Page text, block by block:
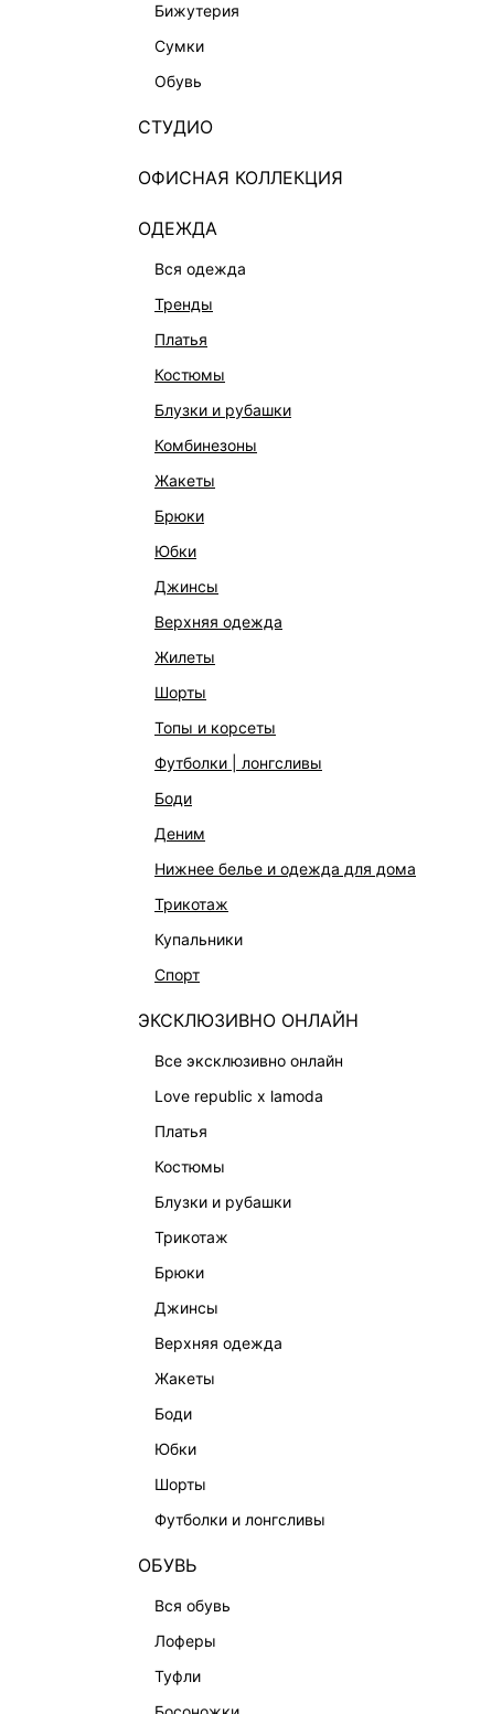
бижутерия
сумки
обувь
СТУДИО
ОФИСНАЯ КОЛЛЕКЦИЯ
ОДЕЖДА
вся одежда
тренды
платья
костюмы
блузки и рубашки
комбинезоны
жакеты
брюки
юбки
джинсы
верхняя одежда
жилеты
шорты
топы и корсеты
футболки | лонгсливы
боди
деним
нижнее белье и одежда для дома
трикотаж
купальники
спорт
ЭКСКЛЮЗИВНО ОНЛАЙН
все эксклюзивно онлайн
love republic x lamoda
платья
костюмы
блузки и рубашки
трикотаж
брюки
джинсы
верхняя одежда
жакеты
боди
юбки
шорты
футболки и лонгсливы
ОБУВЬ
вся обувь
лоферы
туфли
-50%3 999 ₽
ЛОНГСЛИВ ИЗ СЕТКИ
-80%599 ₽
ОФИСНАЯ КОЛЛЕКЦИЯ
ЭКСКЛЮЗИВНО ОНЛАЙН
АКСЕССУАРЫ И УКРАШЕНИЯ
ФИНАЛЬНАЯ РАСПРОДАЖА
ПОДАРОЧНЫЕ СЕРТИФИКАТЫ